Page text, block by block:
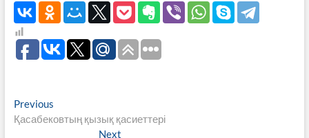
Навигация
по
PreviousPrevious
post:
Қасабековтың қызық қасиеттері
Next